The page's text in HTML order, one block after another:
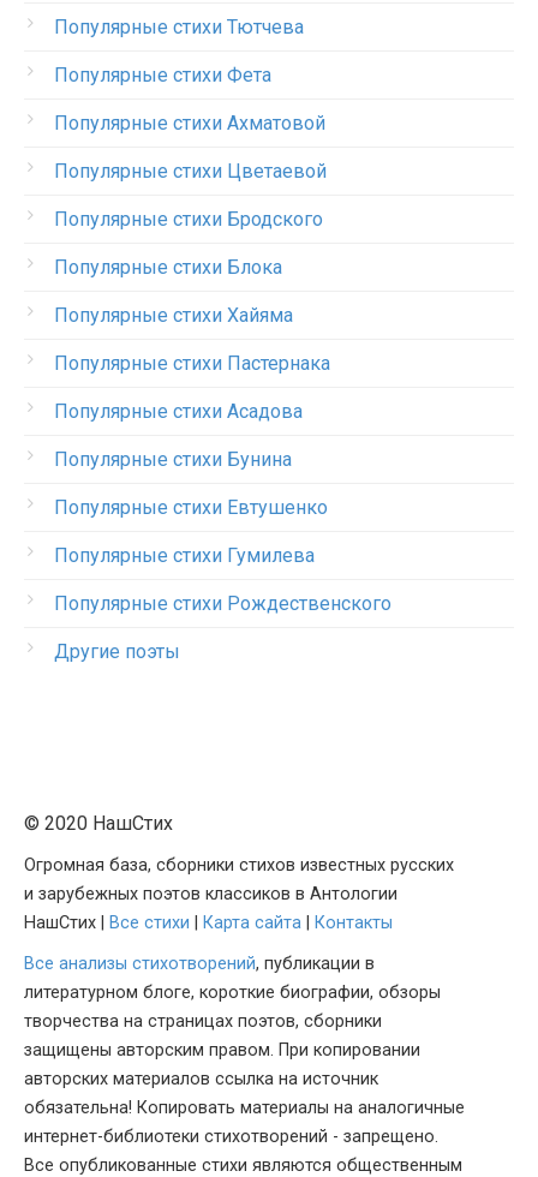
Популярные стихи Тютчева
Популярные стихи Фета
Популярные стихи Ахматовой
Популярные стихи Цветаевой
Популярные стихи Бродского
Популярные стихи Блока
Популярные стихи Хайяма
Популярные стихи Пастернака
Популярные стихи Асадова
Популярные стихи Бунина
Популярные стихи Евтушенко
Популярные стихи Гумилева
Популярные стихи Рождественского
Другие поэты
© 2020 НашСтих
Огромная база, сборники стихов известных русских
и зарубежных поэтов классиков в Антологии
НашСтих |
Все стихи Карта сайта
Контакты
Все анализы стихотворений, публикации в
литературном блоге, короткие биографии, обзоры
творчества на страницах поэтов, сборники
защищены авторским правом. При копировании
авторских материалов ссылка на источник
обязательна! Копировать материалы на аналогичные
интернет-библиотеки стихотворений - запрещено.
Все опубликованные стихи являются общественным